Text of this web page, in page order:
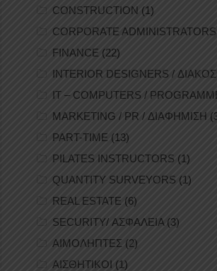
CONSTRUCTION (1)
CORPORATE ADMINISTRATORS
FINANCE (22)
INTERIOR DESIGNERS /
IT – COMPUTERS /
MARKETING / PR / ΔΙΑΦΗΜΙΣΗ
PART-TIME (13)
PILATES INSTRUCTORS (1)
QUANTITY SURVEYORS (1)
REAL ESTATE (6)
SECURITY/ ΑΣΦΑΛΕΙΑ (3)
ΑΙΜΟΛΗΠΤΕΣ (2)
ΑΙΣΘΗΤΙΚΟΙ (1)